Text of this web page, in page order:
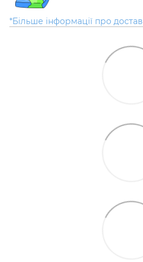
*Більше інформації про